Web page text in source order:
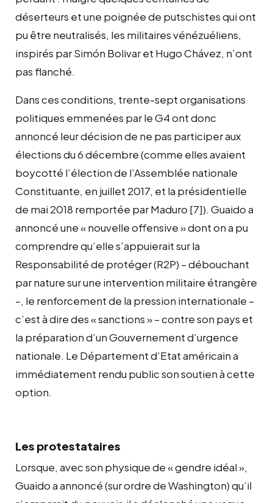
déserteurs et une poignée de putschistes qui ont
pu être neutralisés, les militaires vénézuéliens,
inspirés par Simón Bolivar et Hugo Chávez, n’ont
pas flanché.
Dans ces conditions, trente-sept organisations
politiques emmenées par le G4 ont donc
annoncé leur décision de ne pas participer aux
élections du 6 décembre (comme elles avaient
boycotté l’élection de l’Assemblée nationale
Constituante, en juillet 2017, et la présidentielle
de mai 2018 remportée par Maduro [7]). Guaido a
annoncé une « nouvelle offensive » dont on a pu
comprendre qu’elle s’appuierait sur la
Responsabilité de protéger (R2P) – débouchant
par nature sur une intervention militaire étrangère
–, le renforcement de la pression internationale –
c’est à dire des « sanctions » – contre son pays et
la préparation d’un Gouvernement d’urgence
nationale. Le Département d’Etat américain a
immédiatement rendu public son soutien à cette
option.
Les protestataires
Lorsque, avec son physique de « gendre idéal »,
Guaido a annoncé (sur ordre de Washington) qu’il